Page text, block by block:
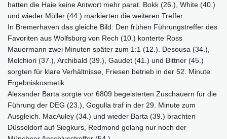
hatten die Haie keine Antwort mehr parat. Bokk (26.), White (40.)
und wieder Müller (44.) markierten die weiteren Treffer.
In Bremerhaven das gleiche Bild: Den frühen Führungstreffer des
Favoriten aus Wolfsburg von Rech (10.) konterte Ross
Mauermann zwei Minuten später zum 1:1 (12.). Desousa (34.),
Melchiori (37.), Archibald (39.), Gaudet (41.) und Bittner (45.)
sorgten für klare Verhältnisse, Friesen betrieb in der 52. Minute
Ergebniskosmetik.
Alexander Barta sorgte vor 6809 begeisterten Zuschauern für die
Führung der DEG (23.), Gogulla traf in der 29. Minute zum
Ausgleich. MacAuley (34.) und wieder Barta (39.) brachten
Düsseldorf auf Siegkurs, Redmond gelang nur noch der